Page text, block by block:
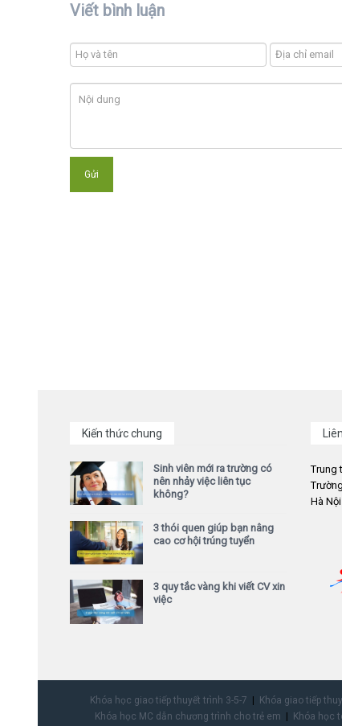
Viết bình luận
Kiến thức chung
Sinh viên mới ra trường có
nên nhảy việc liên tục
không?
3 thói quen giúp bạn nâng
cao cơ hội trúng tuyển
3 quy tắc vàng khi viết CV xin
việc
Trung
Hà
Khóa học giao tiếp thuyết trình 3-5-7 Khóa giao tiếp
Khóa học MC dẫn chương trình cho trẻ em
Khóa học